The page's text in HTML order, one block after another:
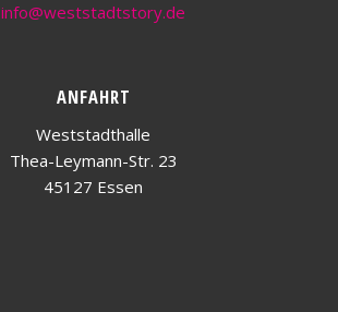
info@weststadtstory.de
ANFAHRT
Weststadthalle
Thea-Leymann-Str. 23
45127 Essen